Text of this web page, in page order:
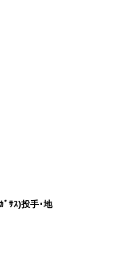
ﾞｻｽ)投手･地